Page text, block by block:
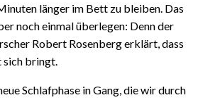
länger im Bett zu bleiben. Das
noch einmal überlegen: Denn der
Robert Rosenberg erklärt, dass
sich bringt.
Schlafphase in Gang, die wir durch